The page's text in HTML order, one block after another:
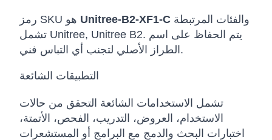
Unitree-B2-XF1-C
تشمل Unitree, Unitree B2. يتم الحفاظ على اسم
الطراز الأصلي لتجنب أي التباس فني.
التطبيقات الشائعة
تشمل الاستخدامات الشائعة التحقق من حالات
الاستخدام، العروض، التدريب، الفحص، الأتمتة،
اختبارات البحث والدمج مع البرامج أو المستشعرات